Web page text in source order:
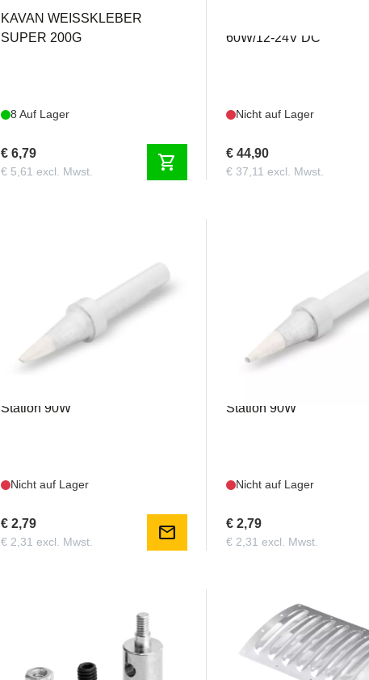
KAVAN WEISSKLEBER
SUPER 200G
8 Auf Lager
€ 6,79
€ 5,61 excl. Mwst. shopping_cart
60W/12-24V DC
Nicht auf Lager
€ 44,90
€ 37,11 excl. Mwst.
1FS0022
Station 90W
Nicht auf Lager
€ 2,79
€ 2,31 excl. Mwst. mail
1FS0021
Station 90W
Nicht auf Lager
€ 2,79
€ 2,31 excl. Mwst.